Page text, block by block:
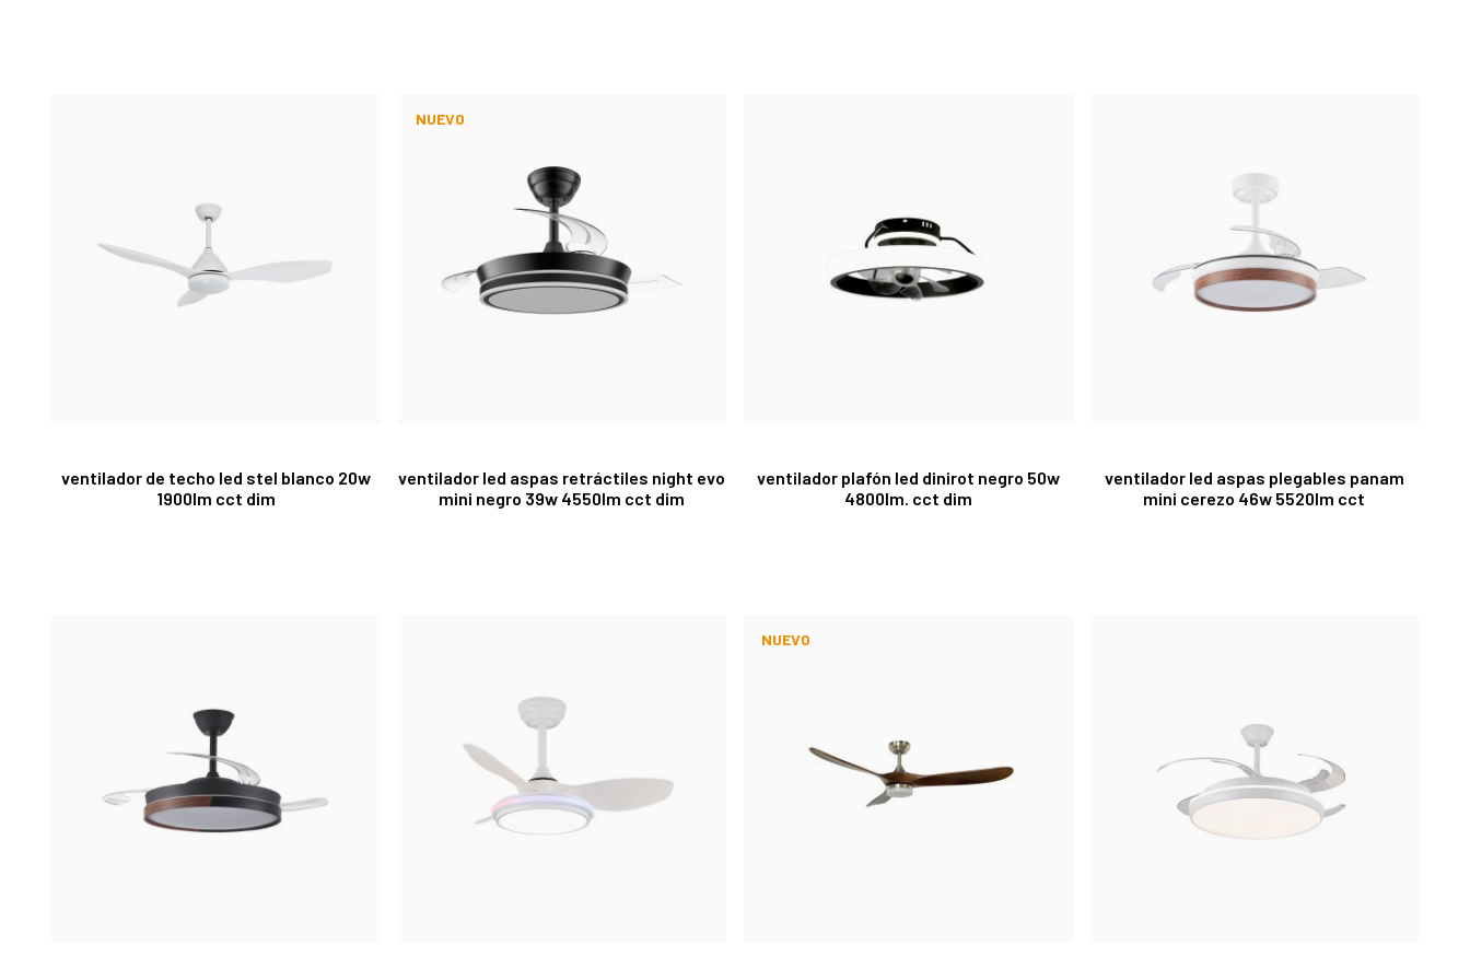
ventilador de techo led stel blanco 20w
1900lm cct dim
ventilador led aspas retráctiles night evo
mini negro 39w 4550lm cct dim
NUEVO
ventilador plafón led dinirot negro 50w
4800lm. cct dim
ventilador led aspas plegables panam
mini cerezo 46w 5520lm cct
NUEVO